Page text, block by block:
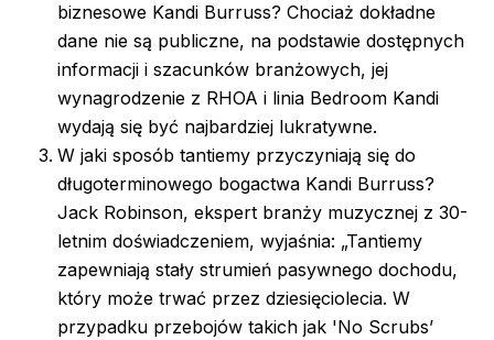
biznesowe Kandi Burruss? Chociaż dokładne
dane nie są publiczne, na podstawie dostępnych
informacji i szacunków branżowych, jej
wynagrodzenie z RHOA i linia Bedroom Kandi
wydają się być najbardziej lukratywne.
W jaki sposób tantiemy przyczyniają się do
długoterminowego bogactwa Kandi Burruss?
Jack Robinson, ekspert branży muzycznej z 30-
letnim doświadczeniem, wyjaśnia: „Tantiemy
zapewniają stały strumień pasywnego dochodu,
który może trwać przez dziesięciolecia. W
przypadku przebojów takich jak 'No Scrubs’